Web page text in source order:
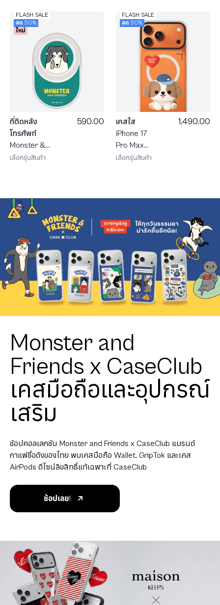
FLASH SALE
ลด 50%
ใหม่
ที่ติดหลัง
โทรศัพท์
Monster &
Friends ชาร์
590.00
เลือกรุ่นสินค้า
FLASH SALE
ลด 50%
เคสใส
iPhone 17
Pro Max
MagSafe
1,490.00
เลือกรุ่นสินค้า
Monster and
Friends x CaseClub
เคสมือถือและอุปกรณ์
เสริม
ช้อปคอลเลกชัน Monster and Friends x CaseClub แบรนด์
กาแฟชื่อดังของไทย พบเคสมือถือ Wallet, GripTok และเคส
AirPods ดีไซน์ลิขสิทธิ์แท้เฉพาะที่ CaseClub
ช้อปเลย!